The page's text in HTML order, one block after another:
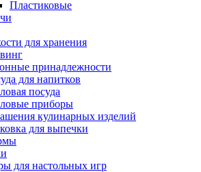
Пластиковые
для хранения
принадлежности
для напитков
посуда
приборы
кулинарных изделий
для выпечки
для настольных игр